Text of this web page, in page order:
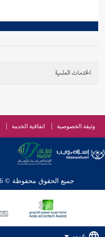
الخدمات العلمية
وثيقة الخصوصية اتفاقية الخدمة
جميع الحقوق محفوظة © 2026 - 1998 لشبكة إسلام ويب